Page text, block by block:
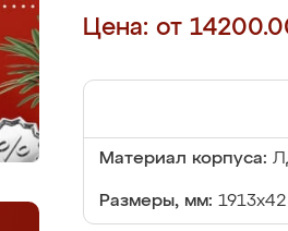
Цена: от
Материал корпуса:
Размеры, мм: